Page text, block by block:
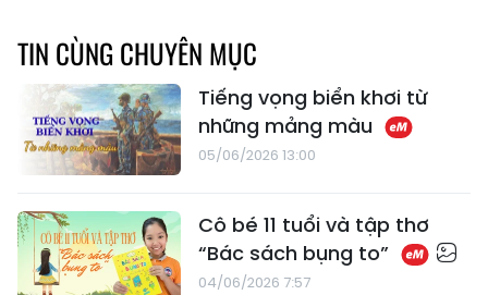
TIN CÙNG CHUYÊN MỤC
Tiếng vọng biển khơi từ
những mảng màu
05/06/2026 13:00
Cô bé 11 tuổi và tập thơ
“Bác sách bụng to”
04/06/2026 7:57